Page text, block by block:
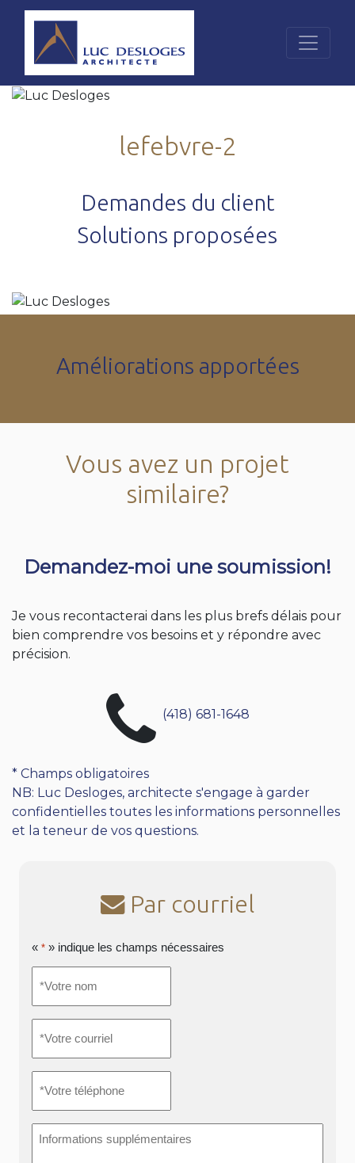
lefebvre-2
Demandes du client
Solutions proposées
Améliorations apportées
Vous avez un projet
similaire?
Demandez-moi une soumission!
Je vous recontacterai dans les plus brefs délais pour
bien comprendre vos besoins et y répondre avec
précision.
(418) 681-1648
* Champs obligatoires
NB: Luc Desloges, architecte s'engage à garder
confidentielles toutes les informations personnelles
et la teneur de vos questions.
Par courriel
« * » indique les champs nécessaires
nom*
courriel*
téléphone *
supplémentaires